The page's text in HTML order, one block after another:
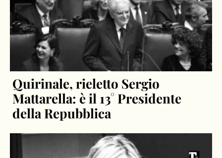
Quirinale, rieletto Sergio
Mattarella: è il 13° Presidente
della Repubblica